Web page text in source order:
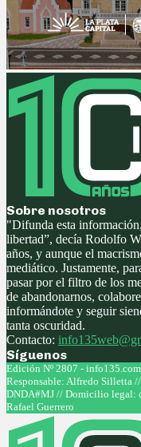
Sobre nosotros
"Difunda esta
libertad”, decía Rodolfo
años, y aunque el
mediático. Justamente,
pasar por el filtro de los
de abandonarnos,
informándote y seguir
tanta oscuridad.
Contacto:
Síguenos
Facebook
Twitter
Instagram
Youtube
Edición Nº 2807 -
Responsable: Alfredo Silletta
DNDA#MJ // Domicilio legal:
Rafael Guerrero